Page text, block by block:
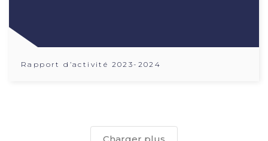
Rapport d’activité 2023-2024